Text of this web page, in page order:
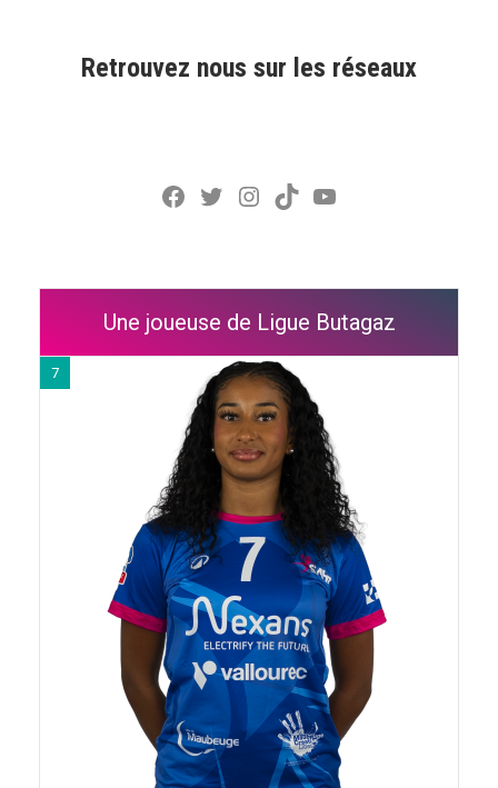
Retrouvez nous sur les réseaux
Facebook
Twitter
Instagram
TikTokYouTube
Une joueuse de Ligue Butagaz
7